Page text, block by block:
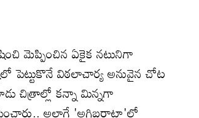
మెప్పించిన ఏకైక నటునిగా
పెట్టుకొనే విఠలాచార్య అనువైన చోట
చిత్రాల్లో కన్నా మిన్నగా
అలాగే 'అగ్గిబరాటా'లో